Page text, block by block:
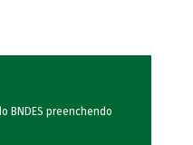
BNDES preenchendo